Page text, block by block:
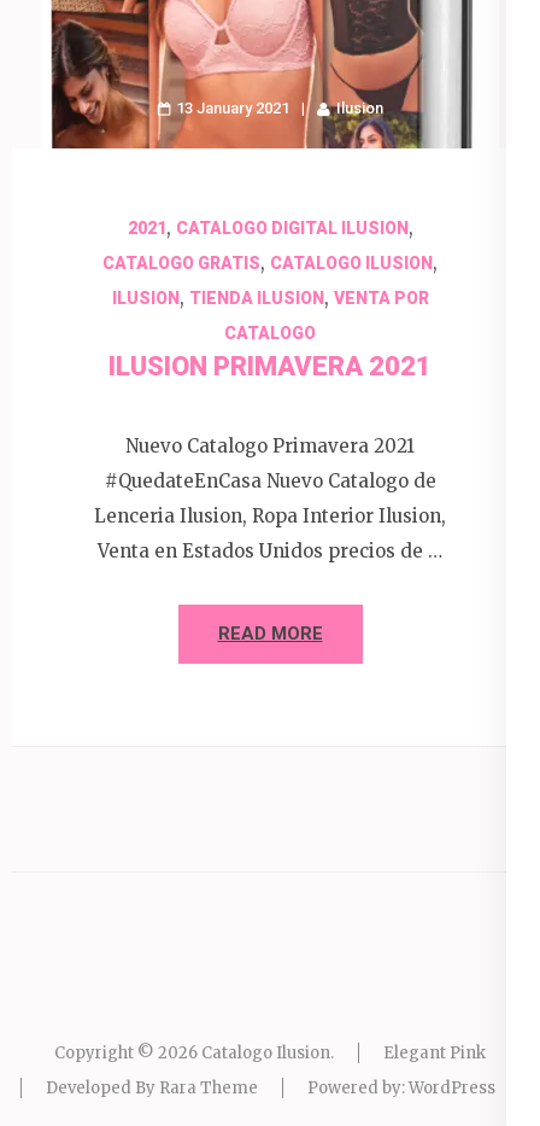
13 January 2021 Ilusion
2021, CATALOGO DIGITAL ILUSION,
CATALOGO GRATIS, CATALOGO ILUSION ,
ILUSION, TIENDA ILUSION, VENTA POR
CATALOGO
ILUSION PRIMAVERA 2021
Nuevo Catalogo Primavera 2021
#QuedateEnCasa Nuevo Catalogo de
Lenceria Ilusion, Ropa Interior Ilusion,
Venta en Estados Unidos precios de …
READ MORE
Copyright © 2026 Catalogo Ilusion.
Elegant Pink
Developed By Rara Theme Powered by:WordPress